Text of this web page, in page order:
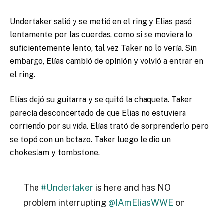
Undertaker salió y se metió en el ring y Elias pasó
lentamente por las cuerdas, como si se moviera lo
suficientemente lento, tal vez Taker no lo vería. Sin
embargo, Elías cambió de opinión y volvió a entrar en
el ring.
Elías dejó su guitarra y se quitó la chaqueta. Taker
parecía desconcertado de que Elias no estuviera
corriendo por su vida. Elías trató de sorprenderlo pero
se topó con un botazo. Taker luego le dio un
chokeslam y tombstone.
The #Undertaker is here and has NO
problem interrupting @IAmEliasWWE on